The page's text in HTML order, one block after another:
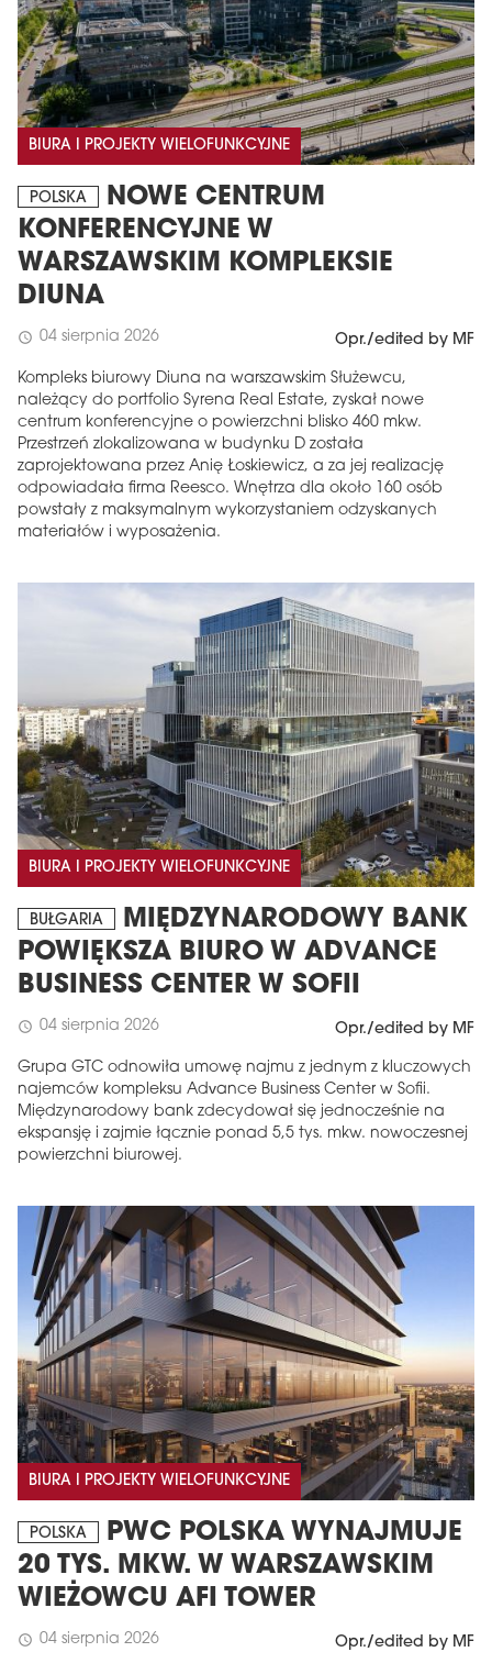
BIURA I PROJEKTY WIELOFUNKCYJNE
POLSKA
NOWE CENTRUM
KONFERENCYJNE W
WARSZAWSKIM KOMPLEKSIE
DIUNA
schedule 04 sierpnia 2026 Opr./edited by MF
Kompleks biurowy Diuna na warszawskim Służewcu,
należący do portfolio Syrena Real Estate, zyskał nowe
centrum konferencyjne o powierzchni blisko 460 mkw.
Przestrzeń zlokalizowana w budynku D została
zaprojektowana przez Anię Łoskiewicz, a za jej realizację
odpowiadała firma Reesco. Wnętrza dla około 160 osób
powstały z maksymalnym wykorzystaniem odzyskanych
materiałów i wyposażenia.
BIURA I PROJEKTY WIELOFUNKCYJNE
BUŁGARIA
MIĘDZYNARODOWY BANK
POWIĘKSZA BIURO W ADVANCE
BUSINESS CENTER W SOFII
schedule 04 sierpnia 2026 Opr./edited by MF
Grupa GTC odnowiła umowę najmu z jednym z kluczowych
najemców kompleksu Advance Business Center w Sofii.
Międzynarodowy bank zdecydował się jednocześnie na
ekspansję i zajmie łącznie ponad 5,5 tys. mkw. nowoczesnej
powierzchni biurowej.
BIURA I PROJEKTY WIELOFUNKCYJNE
POLSKA
PWC POLSKA WYNAJMUJE
20 TYS. MKW. W WARSZAWSKIM
WIEŻOWCU AFI TOWER
schedule 04 sierpnia 2026 Opr./edited by MF